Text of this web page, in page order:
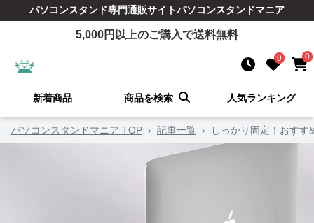
パソコンスタンド専門通販サイトパソコンスタンドマニア
5,000円以上のご購入で送料無料
0 0
新着商品 商品を検索 人気ランキング
パソコンスタンドマニア TOP › 記事一覧 › しっかり固定！おす